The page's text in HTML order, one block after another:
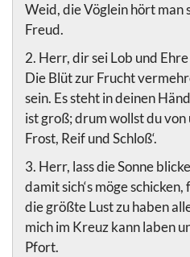
Weid, die Vöglein hört man
Freud.
2. Herr, dir sei Lob und
Die Blüt zur Frucht
sein. Es steht in deinen
ist groß; drum wollst du
Frost, Reif und Schloß‘.
3. Herr, lass die Sonne
damit sich‘s möge
die größte Lust zu haben
mich im Kreuz kann laben
Pfort.